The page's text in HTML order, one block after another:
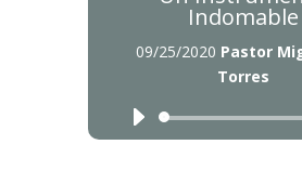
Indomable
09/25/2020 Pastor
Torres
de
Reproductor
de